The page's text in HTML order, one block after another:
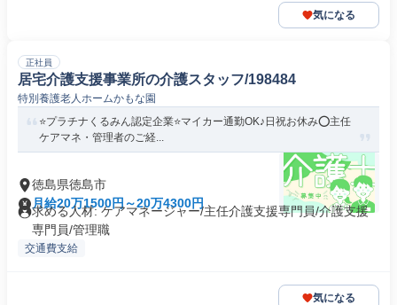
気になる
正社員
居宅介護支援事業所の介護スタッフ/198484
特別養護老人ホームかもな園
⭐️プラチナくるみん認定企業⭐️マイカー通勤OK♪日祝お休み⭕️主任
ケアマネ・管理者のご経...
徳島県徳島市
月給20万1500円～20万4300円
求める人材: ケアマネージャー/主任介護支援専門員/介護支援
専門員/管理職
交通費支給
気になる